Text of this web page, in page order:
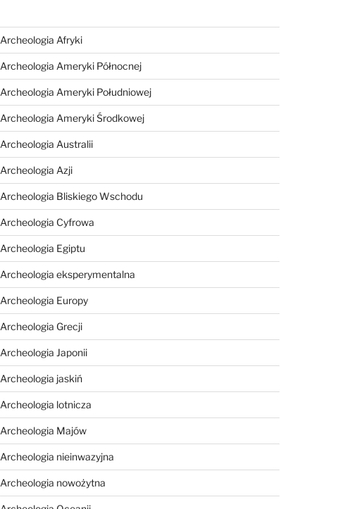
Archeologia Afryki
Archeologia Ameryki Północnej
Archeologia Ameryki Południowej
Archeologia Ameryki Środkowej
Archeologia Australii
Archeologia Azji
Archeologia Bliskiego Wschodu
Archeologia Cyfrowa
Archeologia Egiptu
Archeologia eksperymentalna
Archeologia Europy
Archeologia Grecji
Archeologia Japonii
Archeologia jaskiń
Archeologia lotnicza
Archeologia Majów
Archeologia nieinwazyjna
Archeologia nowożytna